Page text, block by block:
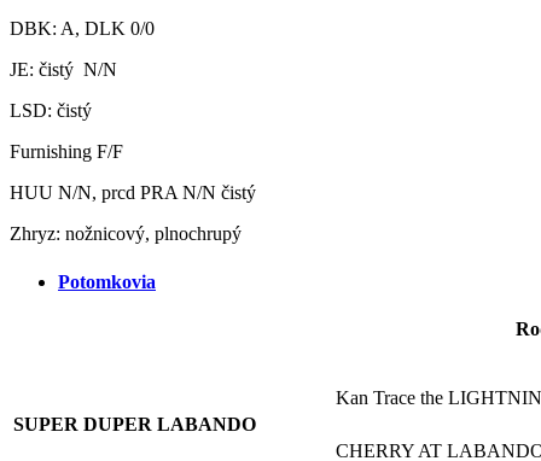
DBK: A, DLK 0/0
JE: čistý N/N
LSD: čistý
Furnishing F/F
HUU N/N, prcd PRA N/N čistý
Zhryz: nožnicový, plnochrupý
Potomkovia
SUPER DUPER LABANDO
Kan Trace the
CHERRY AT